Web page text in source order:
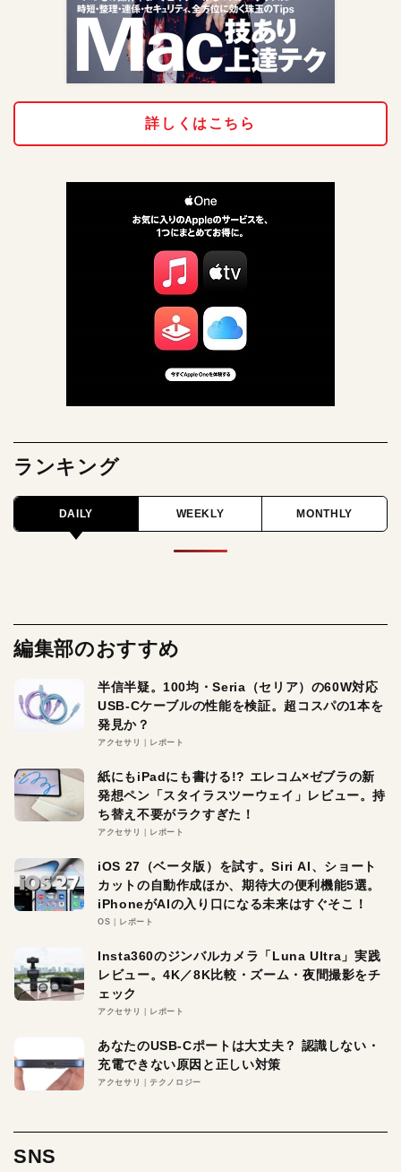
詳しくはこちら
ランキング
DAILY WEEKLY MONTHLY
編集部のおすすめ
半信半疑。100均・Seria（セリア）の60W対応
USB-Cケーブルの性能を検証。超コスパの1本を
発見か？
アクセサリ レポート
紙にもiPadにも書ける!? エレコム×ゼブラの新
発想ペン「スタイラスツーウェイ」レビュー。持
ち替え不要がラクすぎた！
アクセサリ レポート
iOS 27（ベータ版）を試す。Siri AI、ショート
カットの自動作成ほか、期待大の便利機能5選。
iPhoneがAIの入り口になる未来はすぐそこ！
OS レポート
Insta360のジンバルカメラ「Luna Ultra」実践
レビュー。4K／8K比較・ズーム・夜間撮影をチ
ェック
アクセサリ レポート
あなたのUSB-Cポートは大丈夫？ 認識しない・
充電できない原因と正しい対策
アクセサリ テクノロジー
SNS